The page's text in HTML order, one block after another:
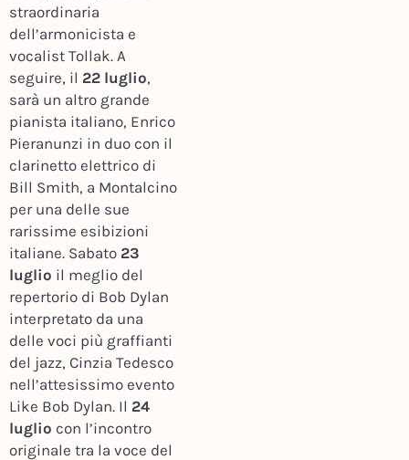
straordinaria
dell’armonicista e
vocalist Tollak. A
seguire, il 22 luglio,
sarà un altro grande
pianista italiano, Enrico
Pieranunzi in duo con il
clarinetto elettrico di
Bill Smith, a Montalcino
per una delle sue
rarissime esibizioni
italiane. Sabato 23
luglio il meglio del
repertorio di Bob Dylan
interpretato da una
delle voci più graffianti
del jazz, Cinzia Tedesco
nell’attesissimo evento
Like Bob Dylan. Il 24
luglio con l’incontro
originale tra la voce del